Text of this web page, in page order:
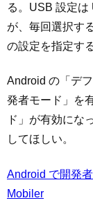
る。USB 設定は
が、毎回選択す
の設定を指定す
Android の「デ
発者モード」を
ド」が有効にな
してほしい。
Android で開発
Mobiler